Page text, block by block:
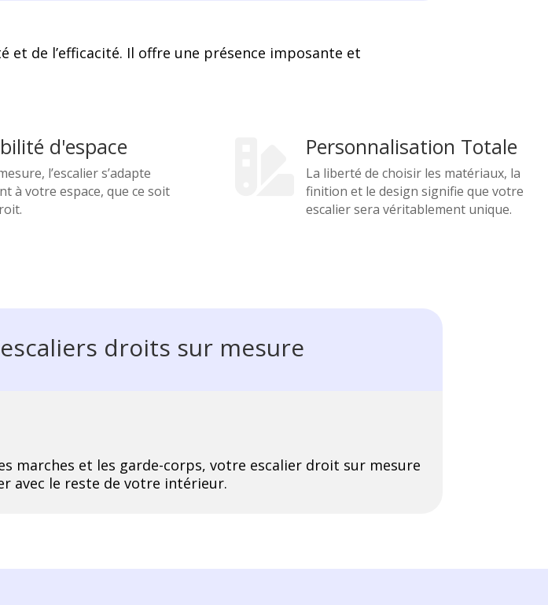
et de l’efficacité. Il offre une présence imposante et
d'espace
l’escalier s’adapte
à votre espace, que ce soit
Personnalisation Totale
La liberté de choisir les matériaux, la
finition et le design signifie que votre
escalier sera véritablement unique.
droits sur mesure
marches et les garde-corps, votre escalier droit sur mesure
avec le reste de votre intérieur.